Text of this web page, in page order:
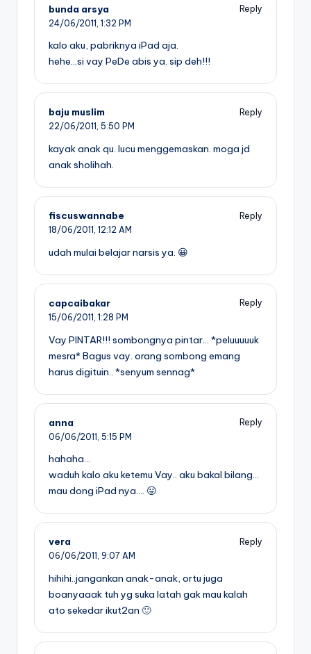
bunda arsya
Reply
24/06/2011, 1:32 PM
kalo aku, pabriknya iPad aja.
hehe…si vay PeDe abis ya. sip deh!!!
baju muslim
Reply
22/06/2011, 5:50 PM
kayak anak qu. lucu menggemaskan. moga jd
anak sholihah.
fiscuswannabe
Reply
18/06/2011, 12:12 AM
udah mulai belajar narsis ya. 😀
capcaibakar
Reply
15/06/2011, 1:28 PM
Vay PINTAR!!! sombongnya pintar… *peluuuuuk
mesra* Bagus vay. orang sombong emang
harus digituin.. *senyum sennag*
anna
Reply
06/06/2011, 5:15 PM
hahaha…
waduh kalo aku ketemu Vay.. aku bakal bilang…
mau dong iPad nya…. 😛
vera
Reply
06/06/2011, 9:07 AM
hihihi..jangankan anak-anak, ortu juga
boanyaaak tuh yg suka latah gak mau kalah
ato sekedar ikut2an 🙂